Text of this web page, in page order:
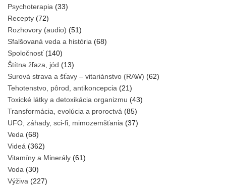
Psychoterapia (33)
Recepty (72)
Rozhovory (audio) (51)
Sfalšovaná veda a história (68)
Spoločnosť(140)
Štítna žľaza, jód (13)
Surová strava a šťavy – vitariánstvo (RAW) (62)
Tehotenstvo, pôrod, antikoncepcia (21)
Toxické látky a detoxikácia organizmu (43)
Transformácia, evolúcia a proroctvá (85)
UFO, záhady, sci-fi, mimozemšťania (37)
Veda (68)
Videá (362)
Vitamíny a Minerály (61)
Voda (30)
Výživa (227)